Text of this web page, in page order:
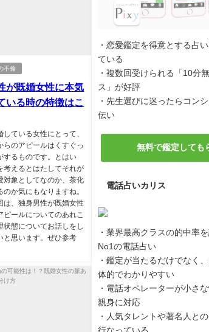
不倫
が既婚女性に本気
いる時の特徴はこ
している女性にとって、
らのアピールはくすぐっ
するものです。とはい
考えるとはたしてそれが
対象としてなのか、茶化
のか気にもなりますね。
は、独身男性が既婚女性
ピールについてのあれこ
状態についてお話しをし
と思います。ぜひ参考
・恋愛鑑定を得意とする占
ている
・複数回受けられる「10分
ス」が好評
・先生選びに迷ったらコン
伝い
無料で鑑定しても
電話占いカリス
・業界最高クラスの的中率
No1の電話占い
・鑑定が当たるだけでなく
体的でわかりやすい
・電話オペレーターが小さ
親身に対応
・人気タレントや著名人と